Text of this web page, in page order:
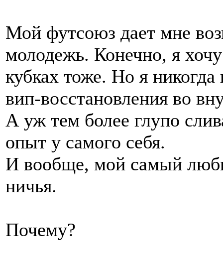
Мой футсоюз дает мне
молодежь. Конечно, я
кубках тоже. Но я
вип-восстановления во
А уж тем более глупо
опыт у самого себя.
И вообще, мой самый
ничья.
Почему?